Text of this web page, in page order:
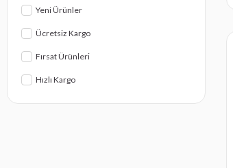
Yeni Ürünler
Ücretsiz Kargo
Fırsat Ürünleri
Hızlı Kargo